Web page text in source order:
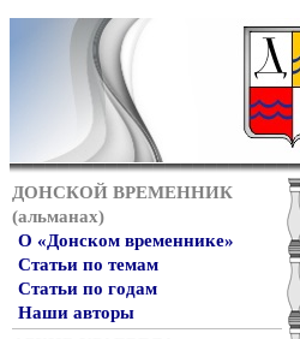
ДОНСКОЙ ВРЕМЕННИК
(альманах)
О «Донском временнике»
Статьи по темам
Статьи по годам
Наши авторы